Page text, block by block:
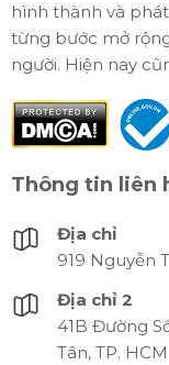
hình thành và
từng bước mở
người. Hiện nay
Thông tin liên
Địa chỉ
919 Nguyễn
Địa chỉ 2
41B Đường
Tân, TP. HCM